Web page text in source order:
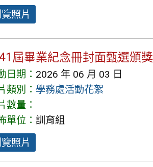
照片
屆畢業紀念冊封面甄選頒獎
日期： 2026 年 06 月 03 日
類別： 學務處活動花絮
數量：
單位： 訓育組
照片